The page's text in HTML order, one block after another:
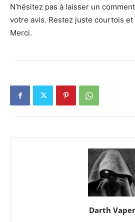
N’hésitez pas à laisser un
votre avis. Restez juste courtois et
Merci.
Darth Vaper